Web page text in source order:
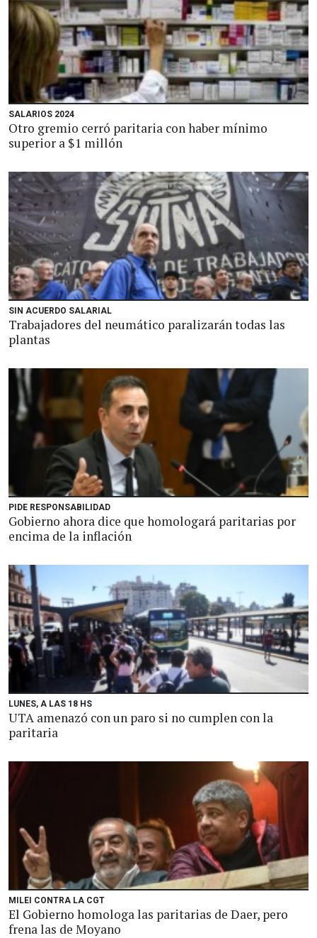
SALARIOS 2024
Otro gremio cerró paritaria con haber mínimo
superior a $1 millón
SIN ACUERDO SALARIAL
Trabajadores del neumático paralizarán todas las
plantas
PIDE RESPONSABILIDAD
Gobierno ahora dice que homologará paritarias por
encima de la inflación
LUNES, A LAS 18 HS
UTA amenazó con un paro si no cumplen con la
paritaria
MILEI CONTRA LA CGT
El Gobierno homologa las paritarias de Daer, pero
frena las de Moyano